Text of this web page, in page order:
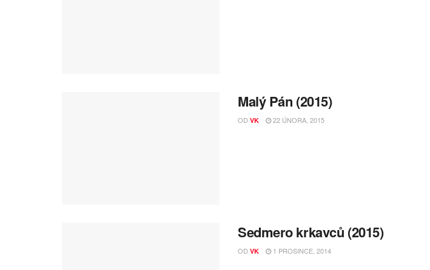
Malý Pán (2015)
OD VK 22 ÚNORA, 2015
Sedmero krkavců (2015)
OD VK 1 PROSINCE, 2014